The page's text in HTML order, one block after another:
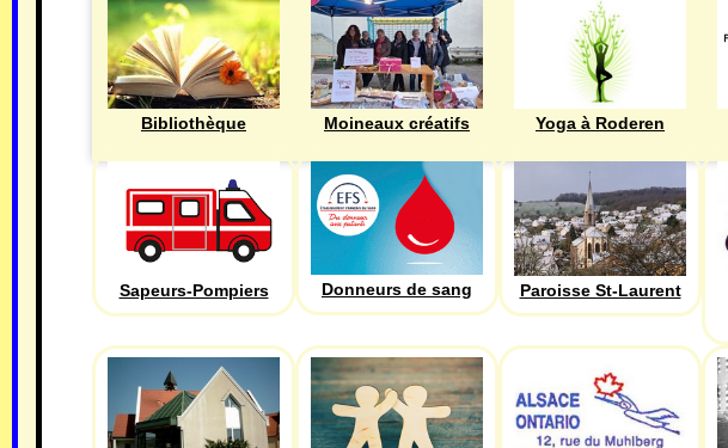
Bibliothèque Moineaux créatifs Yoga à Roderen
Sapeurs-Pompiers Donneurs de sang Paroisse St-Laurent